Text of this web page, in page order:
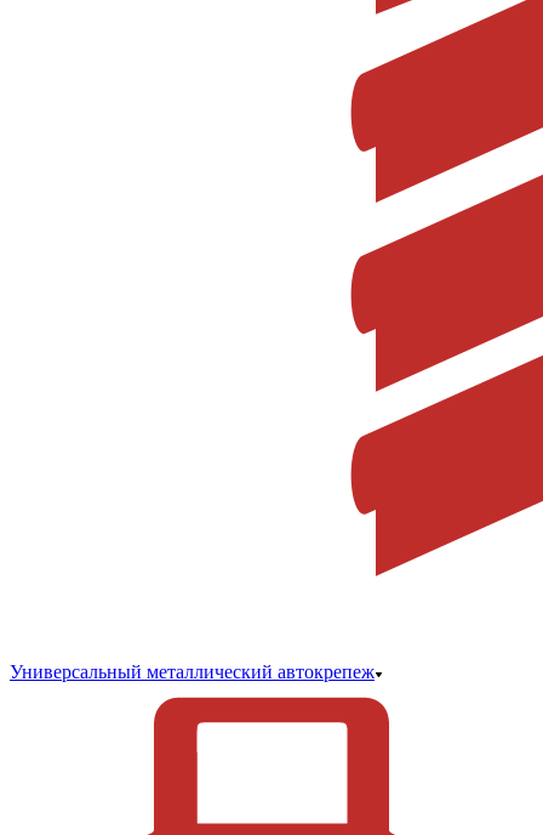
Универсальный металлический автокрепеж